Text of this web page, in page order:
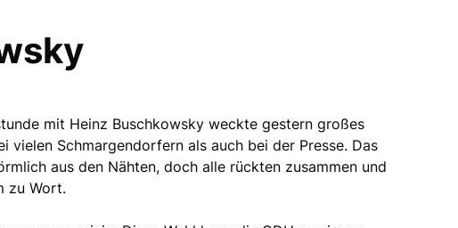
mit Heinz Buschkowsky weckte gestern großes
vielen Schmargendorfern als auch bei der Presse. Das
aus den Nähten, doch alle rückten zusammen und
zu Wort.